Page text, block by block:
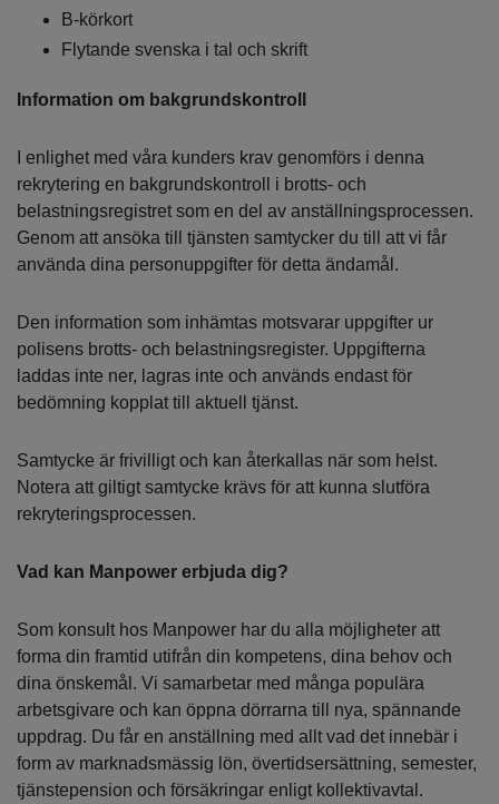
B-körkort
Flytande svenska i tal och skrift
Information om bakgrundskontroll
I enlighet med våra kunders krav genomförs i denna
rekrytering en bakgrundskontroll i brotts- och
belastningsregistret som en del av anställningsprocessen.
Genom att ansöka till tjänsten samtycker du till att vi får
använda dina personuppgifter för detta ändamål.
Den information som inhämtas motsvarar uppgifter ur
polisens brotts- och belastningsregister. Uppgifterna
laddas inte ner, lagras inte och används endast för
bedömning kopplat till aktuell tjänst.
Samtycke är frivilligt och kan återkallas när som helst.
Notera att giltigt samtycke krävs för att kunna slutföra
rekryteringsprocessen.
Vad kan Manpower erbjuda dig?
Som konsult hos Manpower har du alla möjligheter att
forma din framtid utifrån din kompetens, dina behov och
dina önskemål. Vi samarbetar med många populära
arbetsgivare och kan öppna dörrarna till nya, spännande
uppdrag. Du får en anställning med allt vad det innebär i
form av marknadsmässig lön, övertidsersättning, semester,
tjänstepension och försäkringar enligt kollektivavtal.